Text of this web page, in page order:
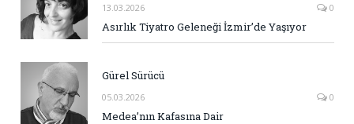
13.03.2026 0
Asırlık Tiyatro Geleneği İzmir’de Yaşıyor
Gürel Sürücü
05.03.2026 0
Medea’nın Kafasına Dair